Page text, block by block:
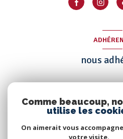
nous
Comme beaucoup,
utilise les
On aimerait vous
votre visite.